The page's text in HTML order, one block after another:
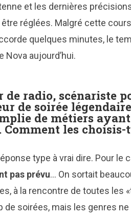
et les dernières
réglées. Malgré cette
quelques minutes, le
Nova aujourd’hui.
radio, scénariste
de soirée
de métiers
Comment les choisis-
type à vrai dire. Pour
pas prévu… On sortait
à la rencontre de toutes les
de soirées, mais les genres